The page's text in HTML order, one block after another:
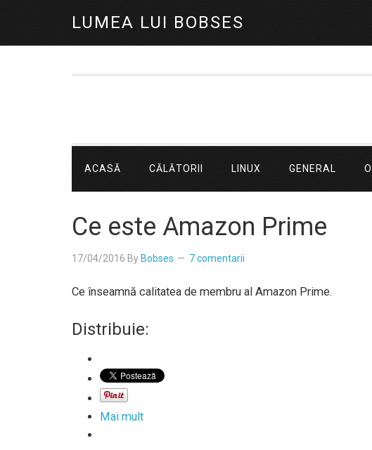
LUMEA LUI BOBSES
ACASĂ CĂLĂTORII LINUX GENERAL
Ce este Amazon Prime
17/04/2016 By Bobses 7 comentarii
Ce înseamnă calitatea de membru al Amazon Prime.
Distribuie:
Mai mult